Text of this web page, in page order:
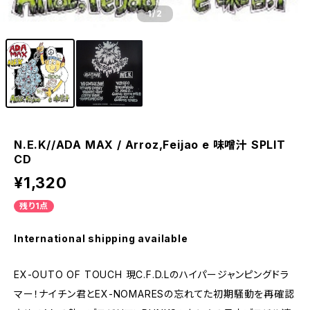
1/2
N.E.K//ADA MAX / Arroz,Feijao e 味噌汁 SPLIT
CD
¥1,320
残り1点
International shipping available
EX-OUTO OF TOUCH 現C.F.D.Lのハイパージャンピングドラ
マー！ナイチン君とEX-NOMARESの忘れてた初期騒動を再確認